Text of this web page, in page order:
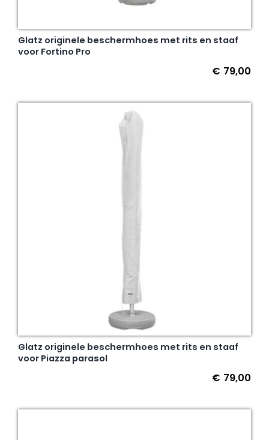
Glatz originele beschermhoes met rits en staaf
voor Fortino Pro
€ 79,00
Glatz originele beschermhoes met rits en staaf
voor Piazza parasol
€ 79,00